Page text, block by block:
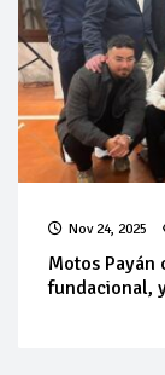
Nov 24, 2025
Motos Payán
fundacional,